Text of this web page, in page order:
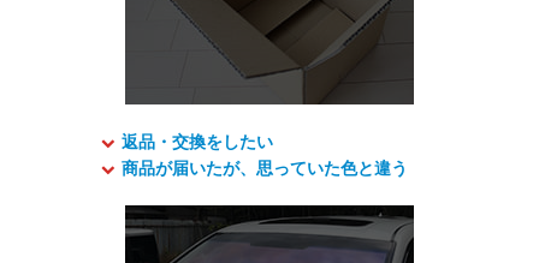
返品・交換をしたい
商品が届いたが、思っていた色と違う